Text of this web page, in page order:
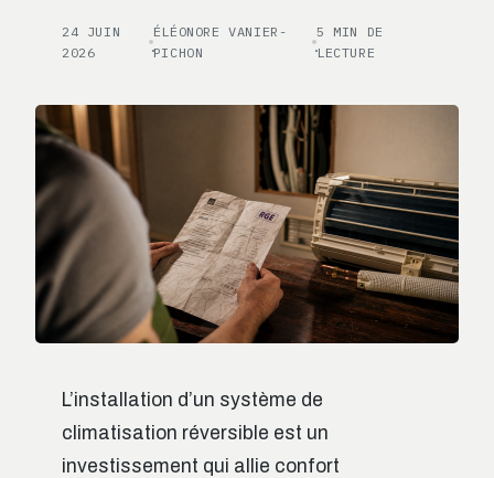
24 JUIN
2026
·
ÉLÉONORE VANIER-
PICHON
·
5 MIN DE
LECTURE
L’installation d’un système de
climatisation réversible est un
investissement qui allie confort